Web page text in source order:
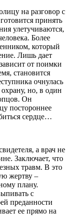
на разговор с
принять
улетучиваются,
Более
который
Лишь дает
от поимки
становится
очнулась
но, в один
Он
постороннее
сердце…
а врач не
Заключает, что
травм. В это
жертву –
плану.
с
преданности
ее прямо на